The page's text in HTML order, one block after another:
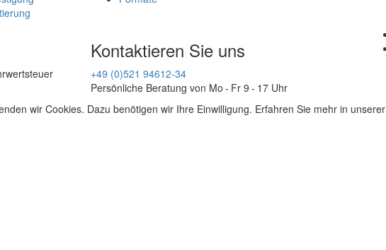
Kontaktieren Sie uns
+49 (0)521 94612-34
Persönliche Beratung von Mo - Fr 9 - 17 Uhr
wir Cookies. Dazu benötigen wir Ihre Einwilligung. Erfahren Sie mehr in unserer